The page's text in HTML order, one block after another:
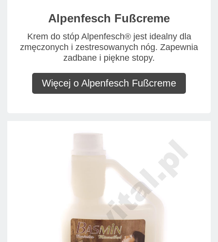
Alpenfesch Fußcreme
Krem do stóp Alpenfesch® jest idealny dla
zmęczonych i zestresowanych nóg. Zapewnia
zadbane i piękne stopy.
Więcej o Alpenfesch Fußcreme